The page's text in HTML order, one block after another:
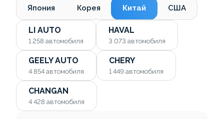
Япония Корея Китай США
LI AUTO
1 258 автомобиля
HAVAL
3 073 автомобиля
GEELY AUTO
4 854 автомобиля
CHERY
1 449 автомобиля
CHANGAN
4 428 автомобиля